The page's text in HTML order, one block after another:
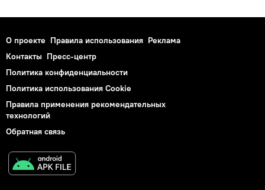
О проекте Правила использования Реклама
Контакты Пресс-центр
Политика конфиденциальности
Политика использования Cookie
Правила применения рекомендательных
технологий
Обратная связь